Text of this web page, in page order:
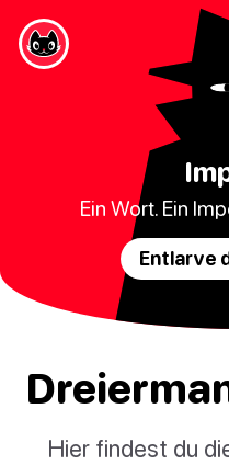
Ein Wort. Ein
Entlarve
Hier findest du